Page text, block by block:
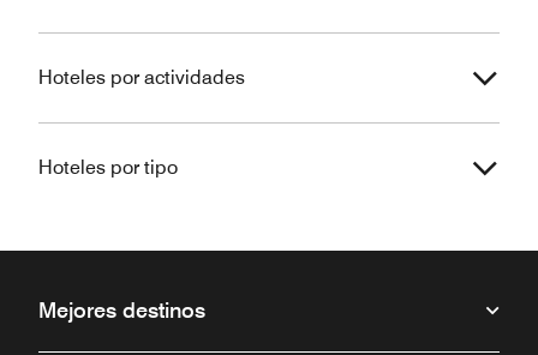
Hoteles por actividades
Hoteles por tipo
Mejores destinos